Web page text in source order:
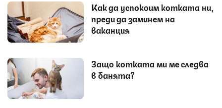
Как да успокоим котката ни,
преди да заминем на
ваканция
Защо котката ми ме следва
в банята?